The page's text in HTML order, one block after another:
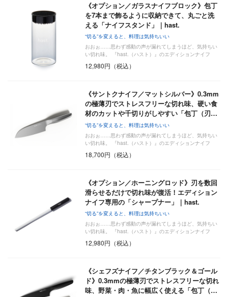
《オプション／ガラスナイフブロック》包丁
を7本まで飾るように収納できて、丸ごと洗
える「ナイフスタンド」｜hast.
“切る”を変えると、料理は気持ちいい
おおぉ……思わず感動の声が漏れてしまうほど、気持ちい
い切れ味。 『hast.（ハスト）』のエディションナイフ
12,980円（税込）
《サントクナイフ／マットシルバー》0.3mm
の極薄刃でストレスフリーな切れ味、硬い食
材のカットや千切りがしやすい「包丁（刃…
“切る”を変えると、料理は気持ちいい
おおぉ……思わず感動の声が漏れてしまうほど、気持ちい
い切れ味。 『hast.（ハスト）』のエディションナイフ
18,700円（税込）
《オプション／ホーニングロッド》刃を数回
滑らせるだけで切れ味が復活！エディション
ナイフ専用の「シャープナー」｜hast.
“切る”を変えると、料理は気持ちいい
おおぉ……思わず感動の声が漏れてしまうほど、気持ちい
い切れ味。 『hast.（ハスト）』のエディションナイフ
12,980円（税込）
《シェフズナイフ／チタンブラック＆ゴール
ド》0.3mmの極薄刃でストレスフリーな切れ
味、野菜・肉・魚に幅広く使える「包丁（…